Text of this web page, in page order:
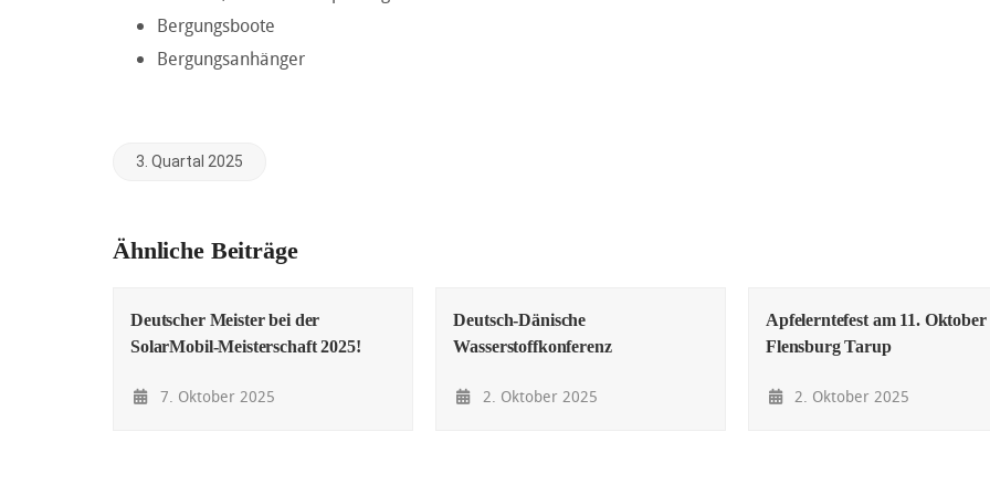
Bergungsboote
Bergungsanhänger
3. Quartal 2025
Ähnliche Beiträge
Deutscher Meister bei der
SolarMobil-Meisterschaft 2025!
7. Oktober 2025
Deutsch-Dänische
Wasserstoffkonferenz
2. Oktober 2025
Apfelerntefest am 11.
Flensburg Tarup
2. Oktober 2025